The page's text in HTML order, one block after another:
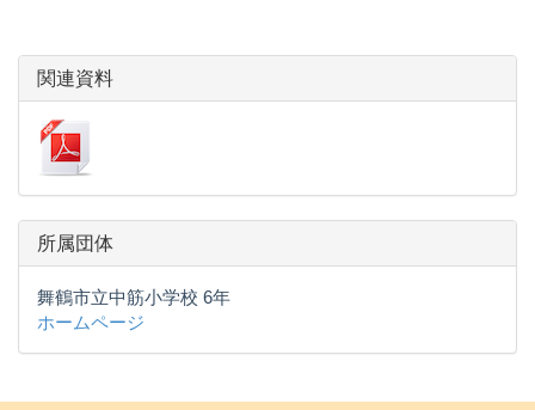
関連資料
所属団体
舞鶴市立中筋小学校 6年
ホームページ